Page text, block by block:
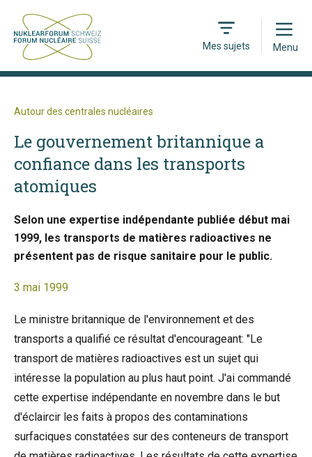
Mes sujets
Open
Menu
Autour des centrales nucléaires
Le gouvernement britannique a
confiance dans les transports
atomiques
Selon une expertise indépendante publiée début mai
1999, les transports de matières radioactives ne
présentent pas de risque sanitaire pour le public.
3 mai 1999
Le ministre britannique de l'environnement et des
transports a qualifié ce résultat d'encourageant: "Le
transport de matières radioactives est un sujet qui
intéresse la population au plus haut point. J'ai commandé
cette expertise indépendante en novembre dans le but
d'éclaircir les faits à propos des contaminations
surfaciques constatées sur des conteneurs de transport